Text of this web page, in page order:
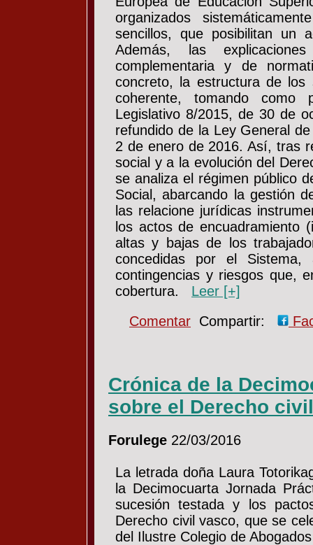
organizados
sencillos, que posibilitan un
Además, las
complementaria y de
concreto, la estructura de
coherente, tomando
Legislativo 8/2015, de 30 de
refundido de la Ley General
2 de enero de 2016. Así, tras
social y a la evolución del
se analiza el régimen público
Social, abarcando la gestión
las relacione jurídicas
los actos de encuadramiento
altas y bajas de los
concedidas por el
contingencias y riesgos que,
cobertura. Leer [+]
Comentar Compartir:
Crónica de la
sobre el Derecho
Forulege 22/03/2016
La letrada doña Laura
la Decimocuarta Jornada
sucesión testada y los
Derecho civil vasco, que se
del Ilustre Colegio de